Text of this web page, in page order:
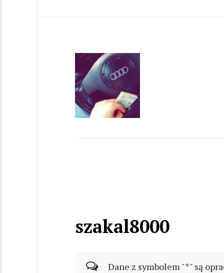
szakal8000
Dane z symbolem "*" są